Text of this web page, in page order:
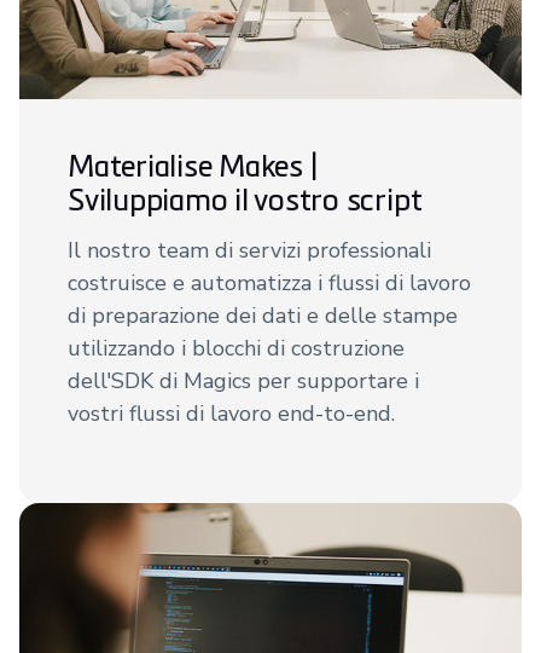
Materialise Makes |
Sviluppiamo il vostro script
Il nostro team di servizi professionali
costruisce e automatizza i flussi di lavoro
di preparazione dei dati e delle stampe
utilizzando i blocchi di costruzione
dell'SDK di Magics per supportare i
vostri flussi di lavoro end-to-end.